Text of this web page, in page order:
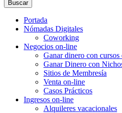
Buscar
Portada
Nómadas Digitales
Coworking
Negocios on-line
Ganar dinero con
Ganar Dinero con
Sitios de Membresía
Venta on-line
Casos Prácticos
Ingresos on-line
Alquileres vacacionales